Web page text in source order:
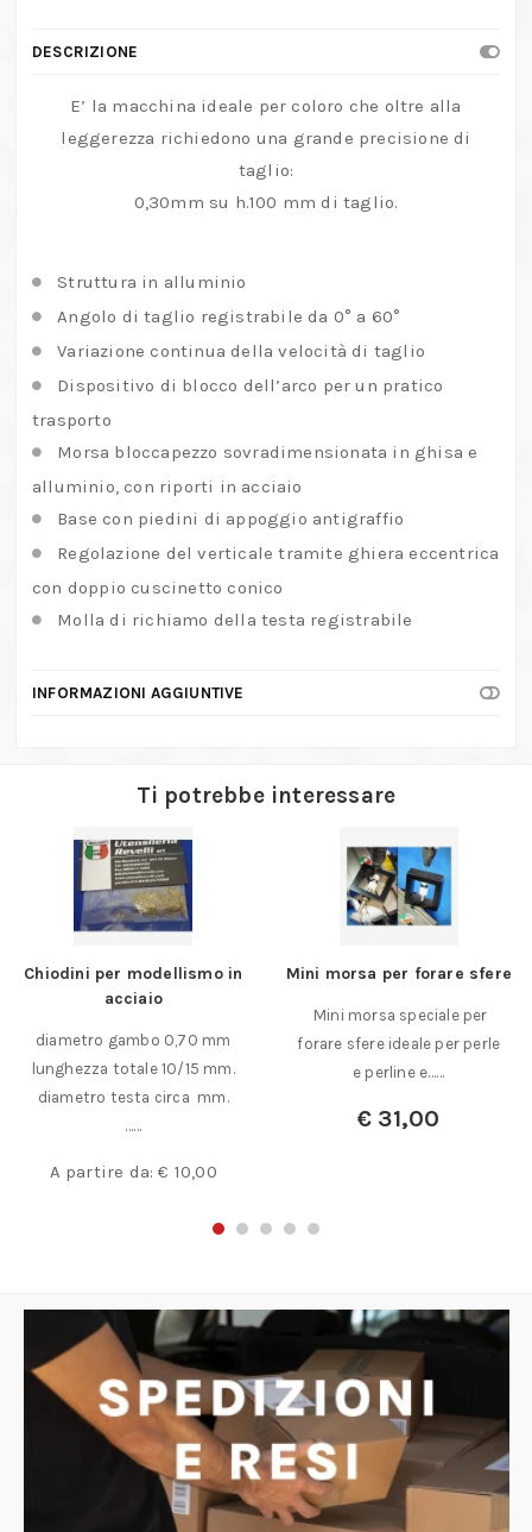
DESCRIZIONE
E’ la macchina ideale per coloro che oltre alla
leggerezza richiedono una grande precisione di
taglio:
0,30mm su h.100 mm di taglio.
Struttura in alluminio
Angolo di taglio registrabile da 0° a 60°
Variazione continua della velocità di taglio
Dispositivo di blocco dell’arco per un pratico
trasporto
Morsa bloccapezzo sovradimensionata in ghisa e
alluminio, con riporti in acciaio
Base con piedini di appoggio antigraffio
Regolazione del verticale tramite ghiera eccentrica
con doppio cuscinetto conico
Molla di richiamo della testa registrabile
INFORMAZIONI AGGIUNTIVE
Ti potrebbe interessare
Chiodini per modellismo in
acciaio
diametro gambo 0,70 mm
lunghezza totale 10/15 mm.
diametro testa circa mm.
……
A partire da:€ 10,00
Mini morsa per forare sfere
Mini morsa speciale per
forare sfere ideale per perle
e perline e……
€ 31,00